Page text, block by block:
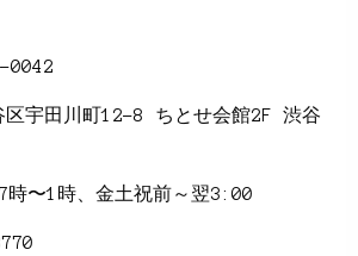
0042
区宇田川町12-8 ちとせ会館2F 渋谷
時〜1時、金土祝前～翌3:00